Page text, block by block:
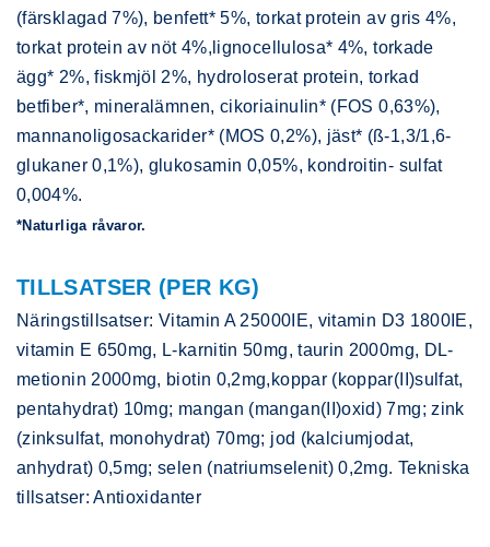
(färsklagad 7%), benfett* 5%, torkat protein av gris 4%,
torkat protein av nöt 4%,lignocellulosa* 4%, torkade
ägg* 2%, fiskmjöl 2%, hydroloserat protein, torkad
betfiber*, mineralämnen, cikoriainulin* (FOS 0,63%),
mannanoligosackarider* (MOS 0,2%), jäst* (ß-1,3/1,6-
glukaner 0,1%), glukosamin 0,05%, kondroitin- sulfat
0,004%.
*Naturliga råvaror.
TILLSATSER (PER KG)
Näringstillsatser: Vitamin A 25000IE, vitamin D3 1800IE,
vitamin E 650mg, L-karnitin 50mg, taurin 2000mg, DL-
metionin 2000mg, biotin 0,2mg,koppar (koppar(II)sulfat,
pentahydrat) 10mg; mangan (mangan(II)oxid) 7mg; zink
(zinksulfat, monohydrat) 70mg; jod (kalciumjodat,
anhydrat) 0,5mg; selen (natriumselenit) 0,2mg. Tekniska
tillsatser: Antioxidanter